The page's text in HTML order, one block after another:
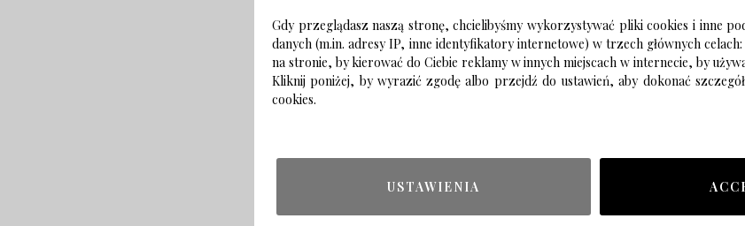
Gdy przeglądasz naszą stronę, chcielibyśmy wykorzystywać pliki cookies i inne
danych (m.in. adresy IP, inne identyfikatory internetowe) w trzech głównych
na stronie, by kierować do Ciebie reklamy w innych miejscach w internecie, by
Kliknij poniżej, by wyrazić zgodę albo przejdź do ustawień, aby dokonać
cookies.
USTAWIENIA